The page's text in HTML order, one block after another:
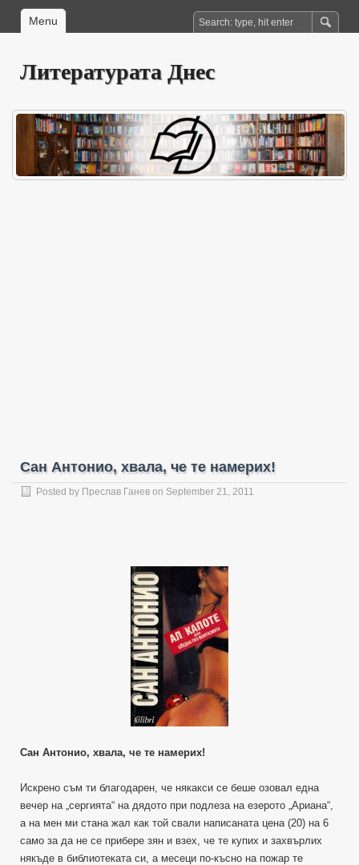
Menu
Литературата Днес
Сан Антонио, хвала, че те намерих!
Posted by Преслав Ганев on September 21, 2011
Сан Антонио, хвала, че те намерих!
Искрено съм ти благодарен, че някакси се беше озовал една
вечер на „сергията“ на дядото при подлеза на езерото „Ариана“,
а на мен ми стана жал как той свали написаната цена (20) на 6
само за да не се прибере зян и взех, че те купих и захвърлих
някъде в библиотеката си, а месеци по-късно на пожар те